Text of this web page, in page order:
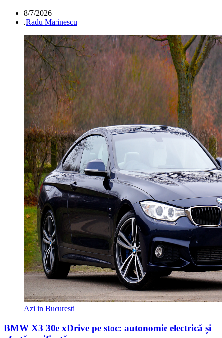
8/7/2026
.Radu Marinescu
Azi in Bucuresti
BMW X3 30e xDrive pe stoc: autonomie electrică și